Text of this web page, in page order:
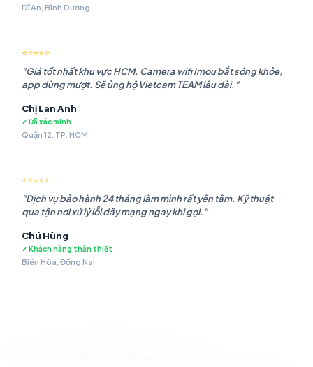
Dĩ An, Bình Dương
⭐⭐⭐⭐⭐
"Giá tốt nhất khu vực HCM. Camera wifi Imou bắt sóng khỏe,
app dùng mượt. Sẽ ủng hộ Vietcam TEAM lâu dài."
Chị Lan Anh
✓ Đã xác minh
Quận 12, TP. HCM
⭐⭐⭐⭐⭐
"Dịch vụ bảo hành 24 tháng làm mình rất yên tâm. Kỹ thuật
qua tận nơi xử lý lỗi dây mạng ngay khi gọi."
Chú Hùng
✓ Khách hàng thân thiết
Biên Hòa, Đồng Nai